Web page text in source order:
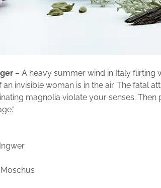
– A heavy summer wind in Italy flirting
invisible woman is in the air. The fatal
magnolia violate your senses. Then